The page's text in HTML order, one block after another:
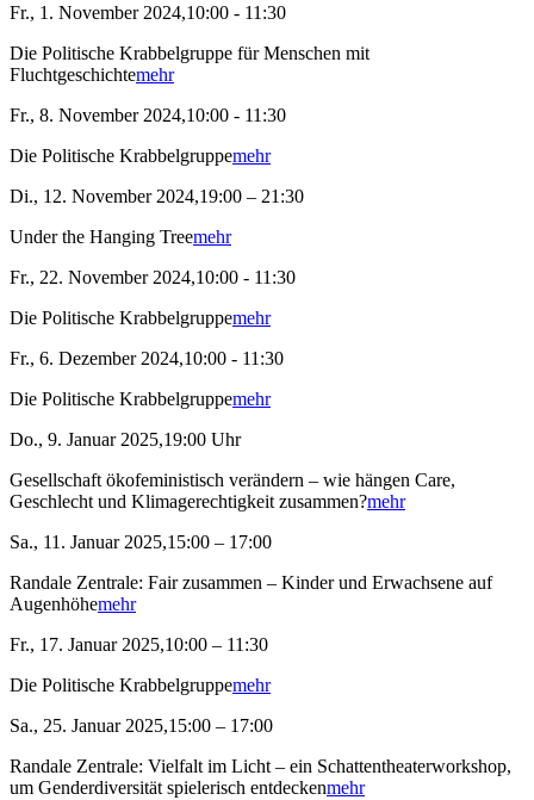
Fr., 1. November 2024,10:00 - 11:30
Die Politische Krabbelgruppe für Menschen mit
Fluchtgeschichtemehr
Fr., 8. November 2024,10:00 - 11:30
Die Politische Krabbelgruppemehr
Di., 12. November 2024,19:00 – 21:30
Under the Hanging Treemehr
Fr., 22. November 2024,10:00 - 11:30
Die Politische Krabbelgruppemehr
Fr., 6. Dezember 2024,10:00 - 11:30
Die Politische Krabbelgruppemehr
Do., 9. Januar 2025,19:00 Uhr
Gesellschaft ökofeministisch verändern – wie hängen Care,
Geschlecht und Klimagerechtigkeit zusammen?mehr
Sa., 11. Januar 2025,15:00 – 17:00
Randale Zentrale: Fair zusammen – Kinder und Erwachsene auf
Augenhöhemehr
Fr., 17. Januar 2025,10:00 – 11:30
Die Politische Krabbelgruppemehr
Sa., 25. Januar 2025,15:00 – 17:00
Randale Zentrale: Vielfalt im Licht – ein Schattentheaterworkshop,
um Genderdiversität spielerisch entdeckenmehr